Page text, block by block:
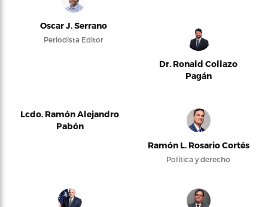
Oscar J. Serrano
Periodista Editor
Dr. Ronald Collazo
Pagán
Lcdo. Ramón Alejandro
Pabón
Ramón L. Rosario Cortés
Política y derecho